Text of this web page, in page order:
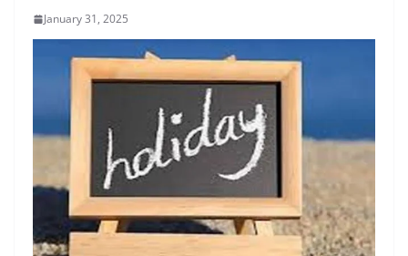
January 31, 2025